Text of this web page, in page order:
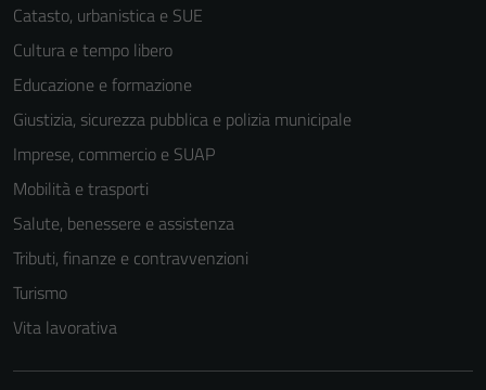
Catasto, urbanistica e SUE
Cultura e tempo libero
Educazione e formazione
Giustizia, sicurezza pubblica e polizia municipale
Imprese, commercio e SUAP
Mobilità e trasporti
Salute, benessere e assistenza
Tributi, finanze e contravvenzioni
Turismo
Vita lavorativa